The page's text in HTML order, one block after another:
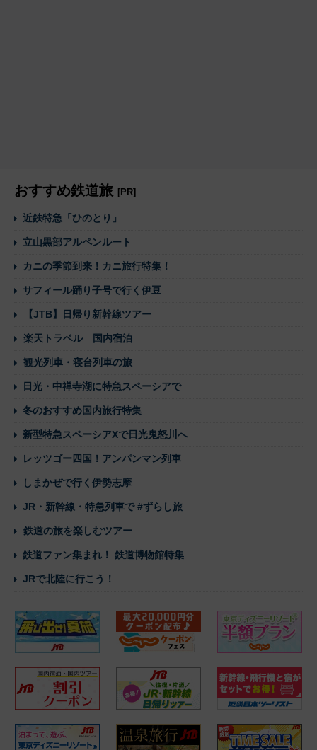
おすすめ鉄道旅 [PR]
近鉄特急「ひのとり」
立山黒部アルペンルート
カニの季節到来！カニ旅行特集！
サフィール踊り子号で行く伊豆
【JTB】日帰り新幹線ツアー
楽天トラベル 国内宿泊
観光列車・寝台列車の旅
日光・中禅寺湖に特急スペーシアで
冬のおすすめ国内旅行特集
新型特急スペーシアXで日光鬼怒川へ
レッツゴー四国！アンパンマン列車
しまかぜで行く伊勢志摩
JR・新幹線・特急列車で #ずらし旅
鉄道の旅を楽しむツアー
鉄道ファン集まれ！ 鉄道博物館特集
JRで北陸に行こう！